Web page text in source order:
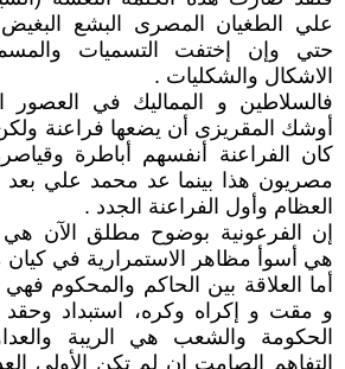
علي الطغيان المصرى البشع
حتي وإن إختفت التسميات
الاشكال والشكليات .
فالسلاطين و المماليك في
أوشك المقريزى أن يضعها فراعنة
كان الفراعنة أنفسهم أباطرة
مصريون هذا بينما عد محمد علي بعد
العظام وأول الفراعنة الجدد .
إن الفرعونية بوضوح مطلق الآن هي
هي أسوأ مظاهر الاستمرارية في
أما العلاقة بين الحاكم والمحكوم فهي
و مقت و إكراه وكره، استبداد وحقد
الحكومة والشعب هي الريبة
التفاهم الصامت إن لم تكن الأولي